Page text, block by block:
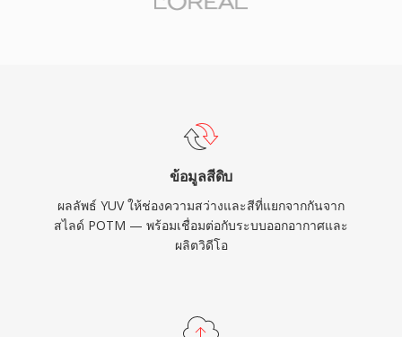
ข้อมูลสีดิบ
ผลลัพธ์ YUV ให้ช่องความสว่างและสีที่แยกจากกันจาก
สไลด์ POTM — พร้อมเชื่อมต่อกับระบบออกอากาศและ
ผลิตวิดีโอ